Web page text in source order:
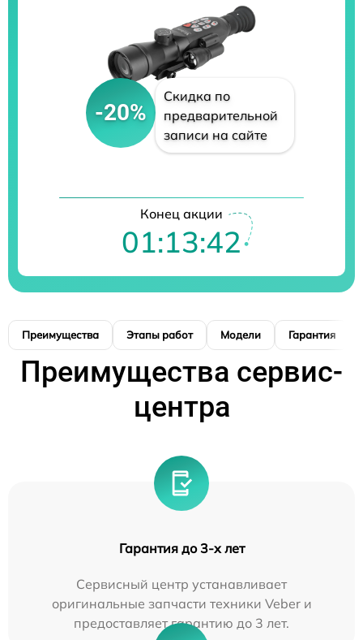
-20%
Скидка по
предварительной
записи на сайте
Конец акции
01:13:41
Преимущества Этапы работ Модели Гарантия
Преимущества сервис-
центра
Гарантия до 3-х лет
Сервисный центр устанавливает
оригинальные запчасти техники Veber и
предоставляет гарантию до 3 лет.